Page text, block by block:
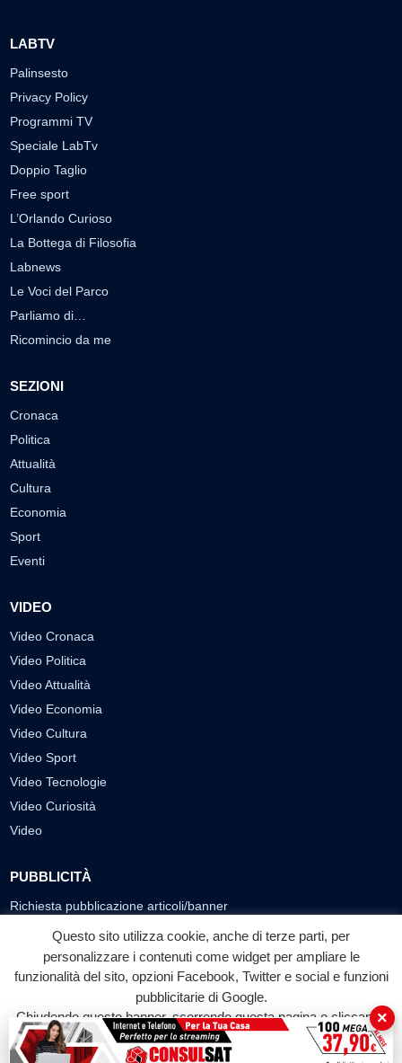
LABTV
Palinsesto
Privacy Policy
Programmi TV
Speciale LabTv
Doppio Taglio
Free sport
L’Orlando Curioso
La Bottega di Filosofia
Labnews
Le Voci del Parco
Parliamo di…
Ricomincio da me
SEZIONI
Cronaca
Politica
Attualità
Cultura
Economia
Sport
Eventi
VIDEO
Video Cronaca
Video Politica
Video Attualità
Video Economia
Video Cultura
Video Sport
Video Tecnologie
Video Curiosità
Video
PUBBLICITÀ
Richiesta pubblicazione articoli/banner
SEGUICI SUI SOCIAL
f
Facebook
◎ ▶
YouTube
Questo sito utilizza cookie, anche di terze parti, per
personalizzare i contenuti come widget per ampliare le
funzionalità del sito, opzioni Facebook, Twitter e social e funzioni
pubblicitarie di Google.
Chiudendo questo banner, scorrendo questa pagina o cliccando
su qualunque suo elemento acconsenti all'uso dei cookie.
×